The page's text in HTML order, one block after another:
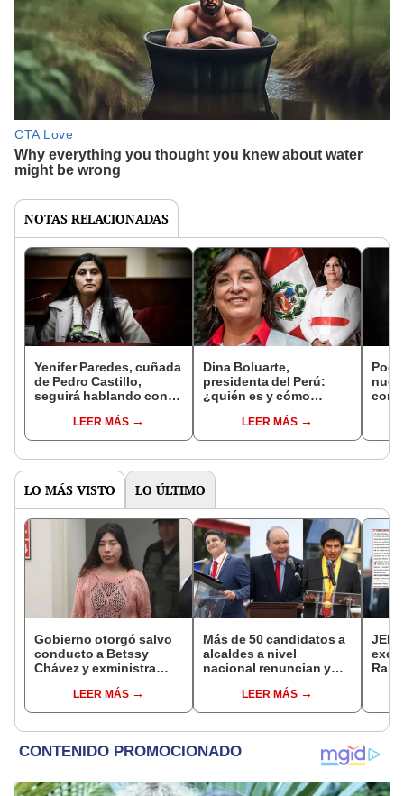
NOTAS RELACIONADAS
Yenifer Paredes, cuñada
de Pedro Castillo,
seguirá hablando con
LEER MÁS
Dina Boluarte,
presidenta del Perú:
¿quién es y cómo
LEER MÁS
con
LO MÁS VISTO LO ÚLTIMO
Gobierno otorgó salvo
conducto a Betssy
Chávez y exministra
madrugadaLEER MÁS
Más de 50 candidatos a
alcaldes a nivel
nacional renuncian y
encubiertaLEER MÁS
JEE